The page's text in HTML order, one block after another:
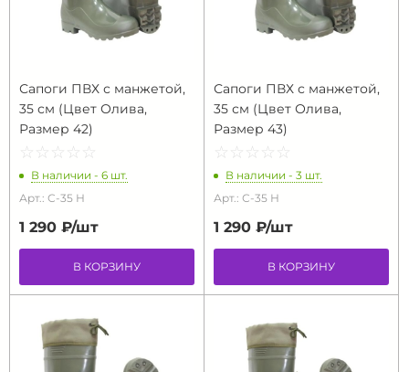
Сапоги ПВХ с манжетой,
35 см (Цвет Олива,
Размер 42)
☆ ☆ ☆ ☆ ☆
★ ★ ★ ★ ★
В наличии - 6 шт.
Арт.: С-35 Н
1 290 ₽/шт
В КОРЗИНУ
Сапоги ПВХ с манжетой,
35 см (Цвет Олива,
Размер 43)
☆ ☆ ☆ ☆ ☆
★ ★ ★ ★ ★
В наличии - 3 шт.
Арт.: С-35 Н
1 290 ₽/шт
В КОРЗИНУ